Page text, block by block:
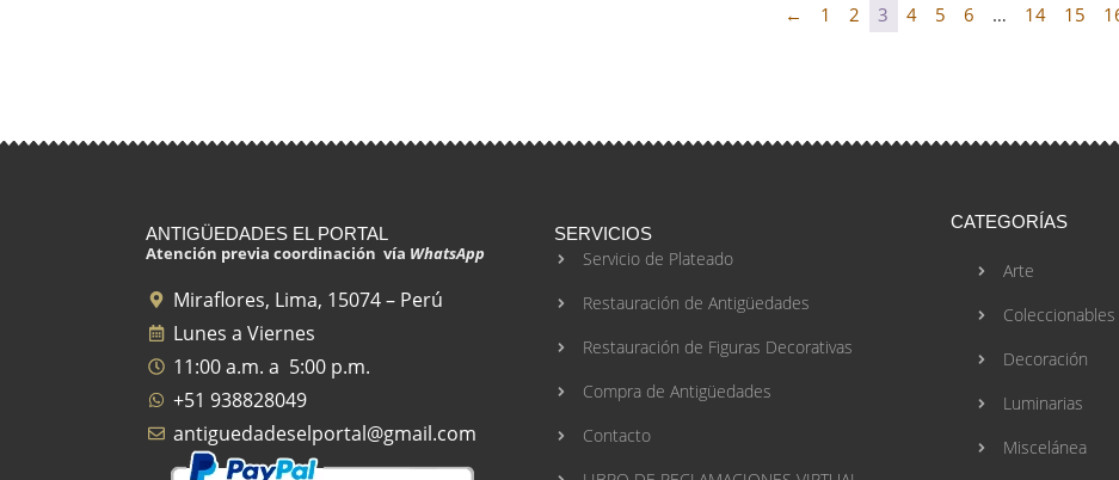
← 1 2 3 4 5 6 … 14 15
ANTIGÜEDADES EL PORTAL
Atención previa coordinación vía WhatsApp
Miraflores, Lima, 15074 – Perú
Lunes a Viernes
11:00 a.m. a 5:00 p.m.
+51 938828049
antiguedadeselportal@gmail.com
SERVICIOS
Servicio de Plateado
Restauración de Antigüedades
Restauración de Figuras Decorativas
Compra de Antigüedades
Contacto
CATEGORÍAS
Arte
Coleccionables
Decoración
Luminarias
Miscelánea